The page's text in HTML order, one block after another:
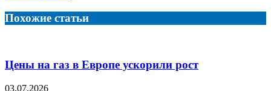
электронную
почту
Похожие статьи
Цены на газ в Европе ускорили рост
03.07.2026